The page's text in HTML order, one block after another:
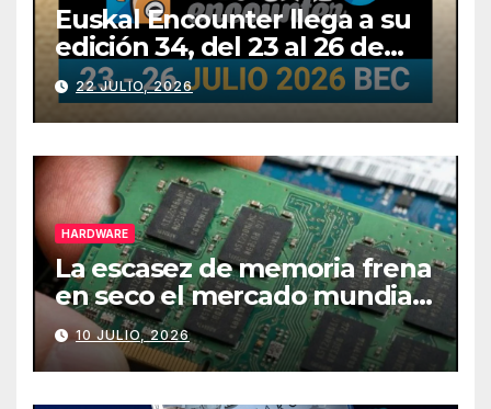
Euskal Encounter llega a su
edición 34, del 23 al 26 de
julio
22 JULIO, 2026
HARDWARE
La escasez de memoria frena
en seco el mercado mundial
de PCs
10 JULIO, 2026